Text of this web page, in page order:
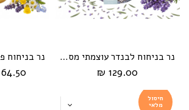
נר בניחוח לבנדר עוצמתי מסדרת Hikari Vintage
129.00 ₪
64.50 ₪
חיסול
מלאי